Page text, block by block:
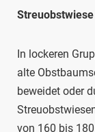
Streuobstwiese
In lockeren
alte
beweidet oder
von 160 bis